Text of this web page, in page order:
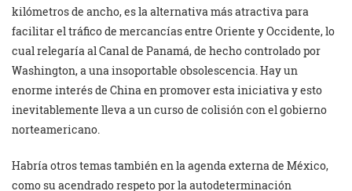
kilómetros de ancho, es la alternativa más atractiva para
facilitar el tráfico de mercancías entre Oriente y Occidente, lo
cual relegaría al Canal de Panamá, de hecho controlado por
Washington, a una insoportable obsolescencia. Hay un
enorme interés de China en promover esta iniciativa y esto
inevitablemente lleva a un curso de colisión con el gobierno
norteamericano.
Habría otros temas también en la agenda externa de México,
como su acendrado respeto por la autodeterminación